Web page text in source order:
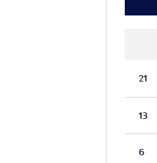
21
13
6